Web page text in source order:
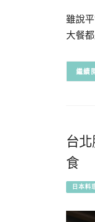
雖說
大餐
台
食
日本料